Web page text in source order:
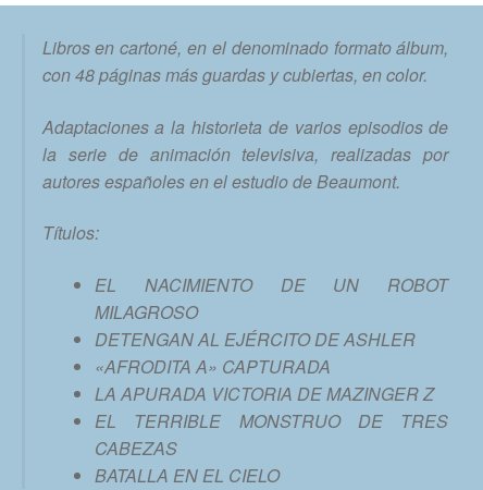
Libros en cartoné, en el denominado formato álbum,
con 48 páginas más guardas y cubiertas, en color.
Adaptaciones a la historieta de varios episodios de
la serie de animación televisiva, realizadas por
autores españoles en el estudio de Beaumont.
Títulos:
EL NACIMIENTO DE UN ROBOT
MILAGROSO
DETENGAN AL EJÉRCITO DE ASHLER
«AFRODITA A» CAPTURADA
LA APURADA VICTORIA DE MAZINGER Z
EL TERRIBLE MONSTRUO DE TRES
CABEZAS
BATALLA EN EL CIELO